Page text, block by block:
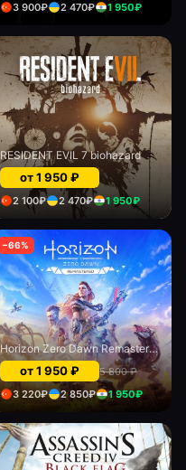
3 900₽ 2 470₽ 1 950₽
RESIDENT EVIL 7 biohazard
от1 950₽
2 100₽ 2 470₽ 1 950₽
−66%
Horizon Zero Dawn Remastered
от1 950₽ 5 800₽
3 220₽ 2 850₽ 1 950₽